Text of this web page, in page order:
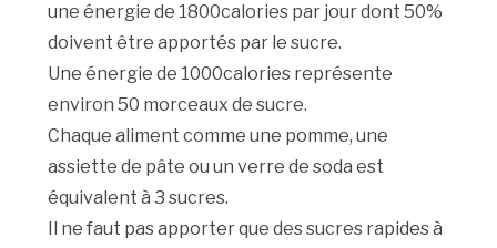
une énergie de 1800calories par jour dont 50%
doivent être apportés par le sucre.
Une énergie de 1000calories représente
environ 50 morceaux de sucre.
Chaque aliment comme une pomme, une
assiette de pâte ou un verre de soda est
équivalent à 3 sucres.
Il ne faut pas apporter que des sucres rapides à